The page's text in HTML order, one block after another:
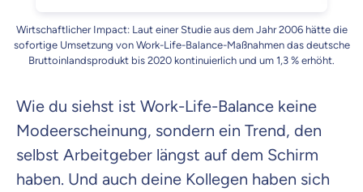
Wirtschaftlicher Impact: Laut einer Studie aus dem Jahr 2006 hätte die
sofortige Umsetzung von Work-Life-Balance-Maßnahmen das deutsche
Bruttoinlandsprodukt bis 2020 kontinuierlich und um 1,3 % erhöht.
Wie du siehst ist Work-Life-Balance keine
Modeerscheinung, sondern ein Trend, den
selbst Arbeitgeber längst auf dem Schirm
haben. Und auch deine Kollegen haben sich